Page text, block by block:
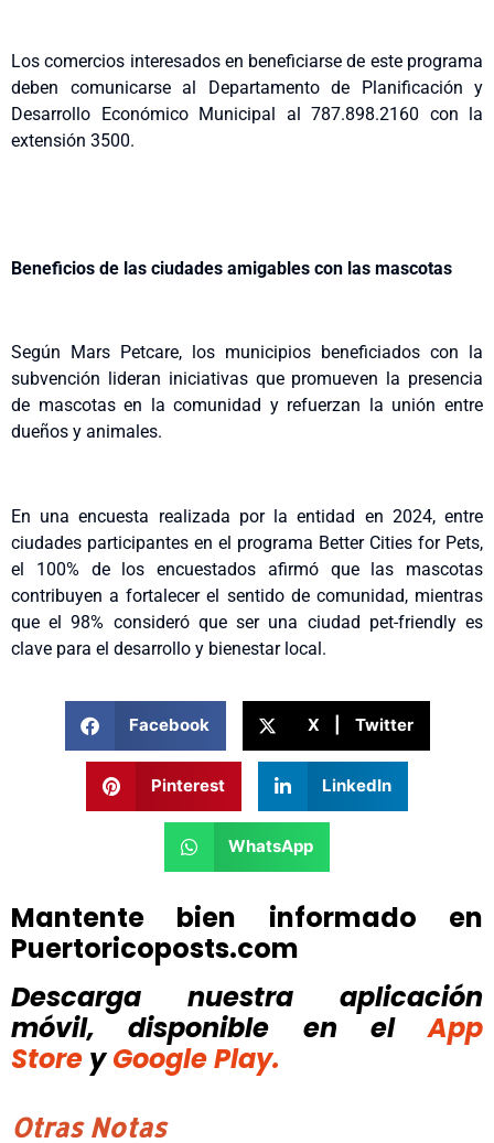
Los comercios interesados en beneficiarse de este programa
deben comunicarse al Departamento de Planificación y
Desarrollo Económico Municipal al 787.898.2160 con la
extensión 3500.
Beneficios de las ciudades amigables con las mascotas
Según Mars Petcare, los municipios beneficiados con la
subvención lideran iniciativas que promueven la presencia
de mascotas en la comunidad y refuerzan la unión entre
dueños y animales.
En una encuesta realizada por la entidad en 2024, entre
ciudades participantes en el programa Better Cities for Pets,
el 100% de los encuestados afirmó que las mascotas
contribuyen a fortalecer el sentido de comunidad, mientras
que el 98% consideró que ser una ciudad pet-friendly es
clave para el desarrollo y bienestar local.
Facebook X | Twitter
Pinterest LinkedIn
WhatsApp
Mantente bien informado en
Puertoricoposts.com
Descarga nuestra aplicación
móvil, disponible
en el
App
Store y Google Play.
Otras Notas